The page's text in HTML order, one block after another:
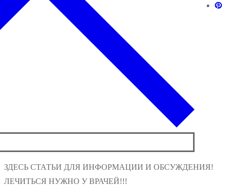
ЗДЕСЬ СТАТЬИ ДЛЯ ИНФОРМАЦИИ И ОБСУЖДЕНИЯ!
ЛЕЧИТЬСЯ НУЖНО У ВРАЧЕЙ!!!